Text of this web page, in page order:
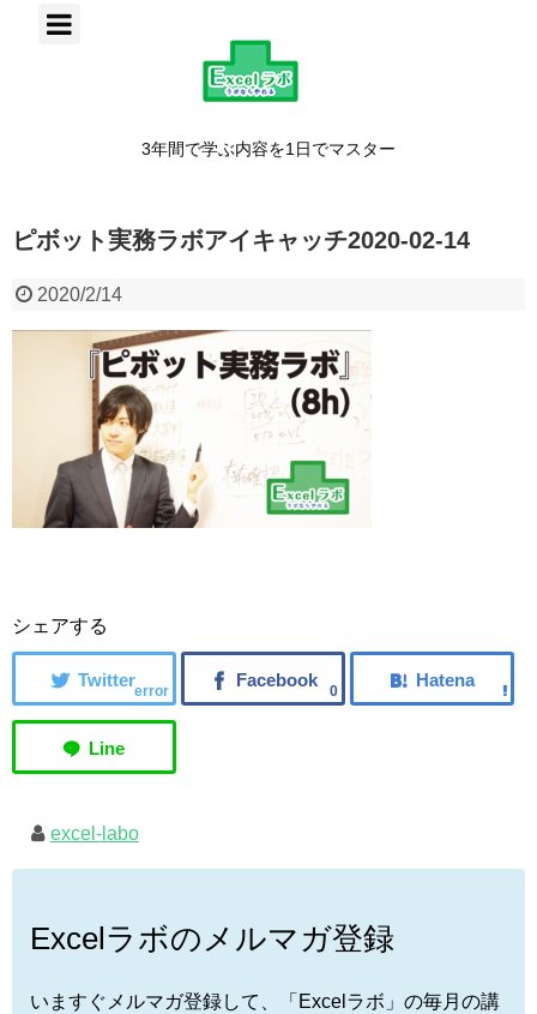
3年間で学ぶ内容を1日でマスター
ピボット実務ラボアイキャッチ2020-02-14
2020/2/14
シェアする
error 0
excel-labo
Excelラボのメルマガ登録
いますぐメルマガ登録して、「Excelラボ」の毎月の講